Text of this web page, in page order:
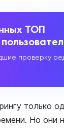
ТОП
проверку
только
Но они